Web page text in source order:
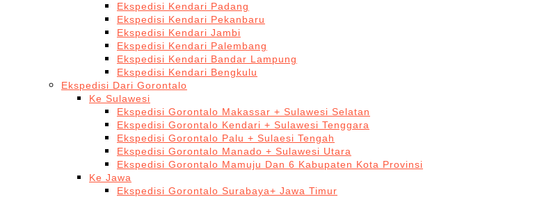
Ekspedisi Kendari Padang
Ekspedisi Kendari Pekanbaru
Ekspedisi Kendari Jambi
Ekspedisi Kendari Palembang
Ekspedisi Kendari Bandar Lampung
Ekspedisi Kendari Bengkulu
Ekspedisi Dari Gorontalo
Ke Sulawesi
Ekspedisi Gorontalo Makassar + Sulawesi Selatan
Ekspedisi Gorontalo Kendari + Sulawesi Tenggara
Ekspedisi Gorontalo Palu + Sulaesi Tengah
Ekspedisi Gorontalo Manado + Sulawesi Utara
Ekspedisi Gorontalo Mamuju Dan 6 Kabupaten Kota Provinsi
Ke Jawa
Ekspedisi Gorontalo Surabaya+ Jawa Timur